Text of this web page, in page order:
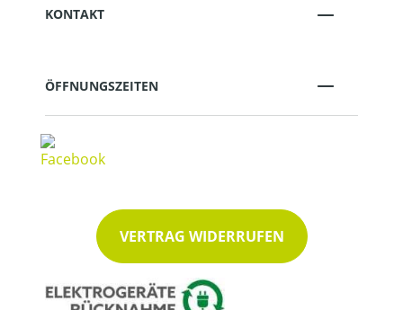
KONTAKT
ÖFFNUNGSZEITEN
VERTRAG WIDERRUFEN